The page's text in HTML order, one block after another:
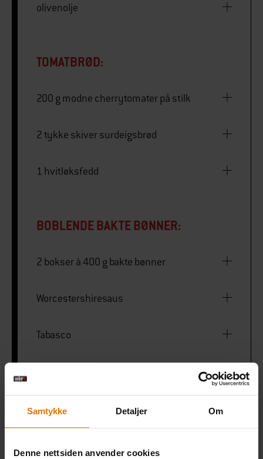
Samtykke Detaljer Om
Denne nettsiden anvender cookies
olivenolje
TOMATBRØD:
200 g modne cherrytomater på stilk
2 tykke skiver surdeigsbrød
1 hvitløksfedd
BOBLENDE BAKTE BØNNER:
2 bokser à 400 g bakte bønner
Worcestershiresaus
Tabasco
4 portobellosopp